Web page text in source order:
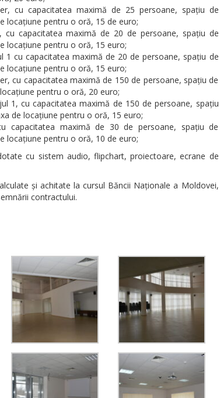
cu capacitatea maximă de 25 persoane, spațiu de
locațiune pentru o oră, 15 de euro;
cu capacitatea maximă de 20 de persoane, spațiu de
locațiune pentru o oră, 15 euro;
1 cu capacitatea maximă de 20 de persoane, spațiu de
locațiune pentru o oră, 15 euro;
cu capacitatea maximă de 150 de persoane, spațiu de
pentru o oră, 20 euro;
1, cu capacitatea maximă de 150 de persoane, spațiu
de locațiune pentru o oră, 15 euro;
capacitatea maximă de 30 de persoane, spațiu de
locațiune pentru o oră, 10 de euro;
cu sistem audio, flipchart, proiectoare, ecrane de
și achitate la cursul Băncii Naționale a Moldovei,
contractului.